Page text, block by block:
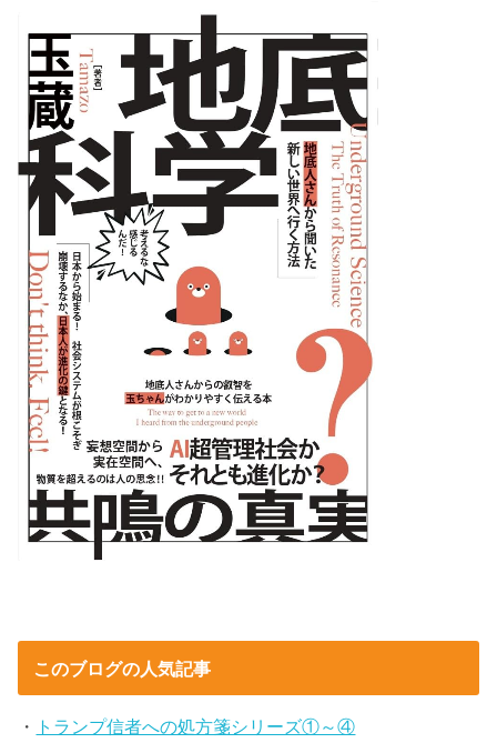
このブログの人気記事
・ トランプ信者への処方箋シリーズ①～④